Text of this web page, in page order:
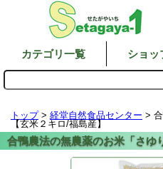
カテゴリ一覧 ショッ
トップ> 経堂自然食品センター >
【玄米２キロ/福島産】